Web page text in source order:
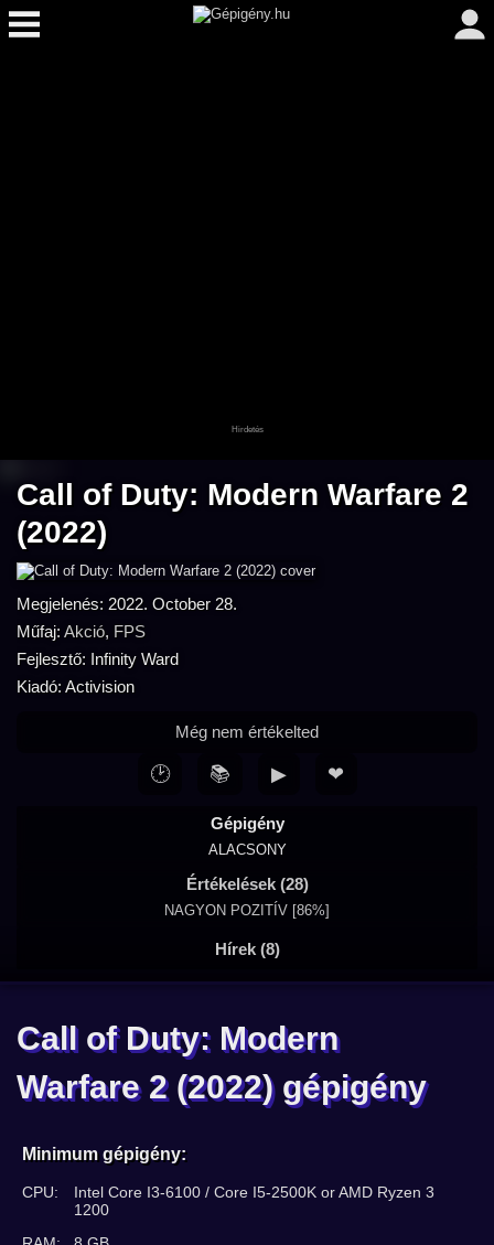
Call of Duty: Modern Warfare 2
(2022)
Megjelenés: 2022. October 28.
Műfaj: Akció, FPS
Fejlesztő: Infinity Ward
Kiadó: Activision
Gépigény
ALACSONY
Értékelések (28)
NAGYON POZITÍV [86%]
Hírek (8)
Még nem értékelted
🕑 📚 ▶ ❤
Call of Duty: Modern
Warfare 2 (2022) gépigény
Minimum gépigény:
CPU:
Intel Core I3-6100 / Core I5-2500K or AMD Ryzen 3
1200